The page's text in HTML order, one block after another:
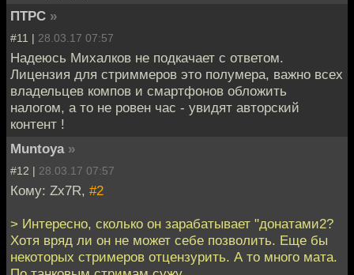
ПТРС »
#11 | 28.03.17 07:57
Надеюсь Михалков не подкачает с ответом.
Лицензия для стриммеров это полумера, важно всех
владельцев компов и смартфонов обложить
налогом, а то не ровен час - увидят авторский
контент !
Muntoya »
#12 | 28.03.17 07:57
Кому: Zx7R, #2
> Интересно, сколько он зарабатывает "донатами2?
Хотя вряд ли он не может себе позволить. Еще бы
некоторых стримеров отцензурить. А то много мата.